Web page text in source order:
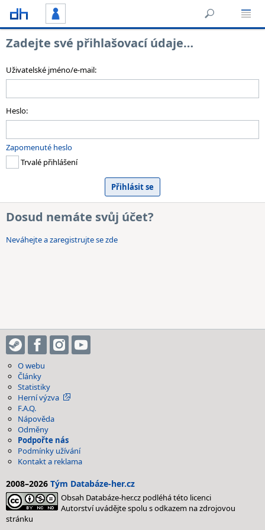
Zadejte své přihlašovací údaje…
Uživatelské jméno/e-mail:
Heslo:
Zapomenuté heslo
Trvalé přihlášení
Dosud nemáte svůj účet?
Neváhejte a zaregistrujte se zde
O webu
Články
Statistiky
Herní výzva
F.A.Q.
Nápověda
Odměny
Podpořte nás
Podmínky užívání
Kontakt a reklama
2008–2026 Tým Databáze-her.cz
Obsah Databáze-her.cz podléhá této licenci
Autorství uvádějte spolu s odkazem na zdrojovou
stránku